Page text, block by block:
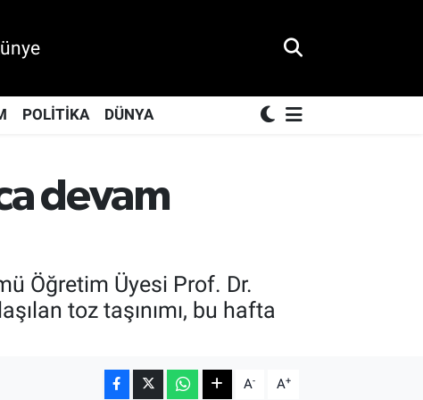
POLİTİKA DÜNYA
devam
Öğretim Üyesi Prof. Dr.
toz taşınımı, bu hafta
A- A+